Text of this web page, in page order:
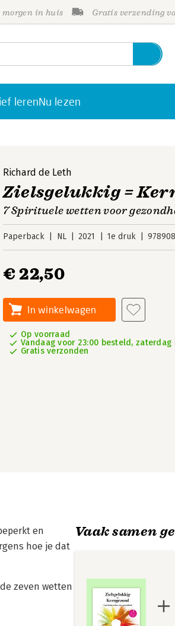
morgen in huis Gratis verzending
lerenNu lezen
Richard de Leth
Zielsgelukkig =
7 Spirituele wetten voor
Paperback NL 2021 1e druk
€ 22,50
In winkelwagen
Op voorraad
Vandaag voor 23:00 besteld, zaterdag
Gratis verzonden
en
hoe je dat
zeven wetten
Vaak samen